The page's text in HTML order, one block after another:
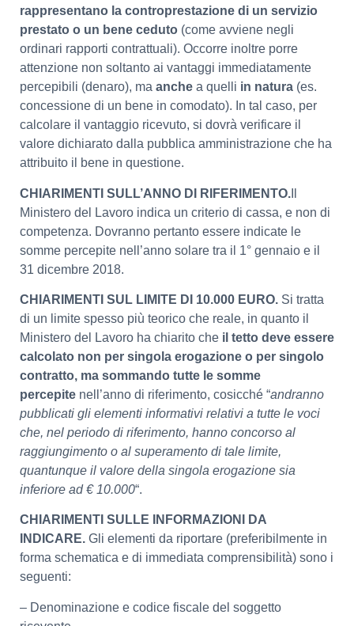
rappresentano la controprestazione di un servizio
prestato o un bene ceduto (come avviene negli
ordinari rapporti contrattuali). Occorre inoltre porre
attenzione non soltanto ai vantaggi immediatamente
percepibili (denaro), ma anche a quelli in natura (es.
concessione di un bene in comodato). In tal caso, per
calcolare il vantaggio ricevuto, si dovrà verificare il
valore dichiarato dalla pubblica amministrazione che ha
attribuito il bene in questione.
CHIARIMENTI SULL’ANNO DI RIFERIMENTO.
Ministero del Lavoro indica un criterio di cassa, e non di
competenza. Dovranno pertanto essere indicate le
somme percepite nell’anno solare tra il 1° gennaio e il
31 dicembre 2018.
CHIARIMENTI SUL LIMITE DI 10.000 EURO. Si tratta
di un limite spesso più teorico che reale, in quanto il
Ministero del Lavoro ha chiarito che il tetto deve essere
calcolato non per singola erogazione o per singolo
contratto, ma sommando tutte le somme
percepite nell’anno di riferimento, cosicché “andranno
pubblicati gli elementi informativi relativi a tutte le voci
che, nel periodo di riferimento, hanno concorso al
raggiungimento o al superamento di tale limite,
quantunque il valore della singola erogazione sia
inferiore ad € 10.000“.
CHIARIMENTI SULLE INFORMAZIONI DA
INDICARE. Gli elementi da riportare (preferibilmente in
forma schematica e di immediata comprensibilità) sono i
seguenti:
– Denominazione e codice fiscale del soggetto